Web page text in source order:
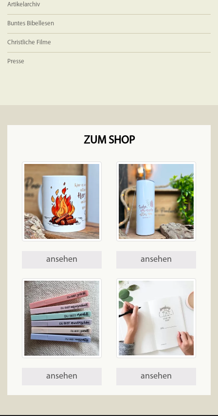
Artikelarchiv
Buntes Bibellesen
Christliche Filme
Presse
ZUM SHOP
ansehen ansehen
ansehen ansehen